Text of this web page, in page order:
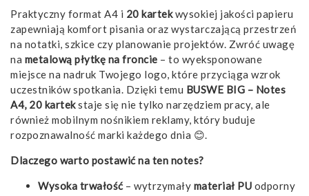
Praktyczny format A4 i 20 kartekwysokiej jakości papieru
zapewniają komfort pisania oraz wystarczającą przestrzeń
na notatki, szkice czy planowanie projektów. Zwróć uwagę
na metalową płytkę na froncie – to wyeksponowane
miejsce na nadruk Twojego logo, które przyciąga wzrok
uczestników spotkania. Dzięki temu BUSWE BIG – Notes
A4, 20 kartekstaje się nie tylko narzędziem pracy, ale
również mobilnym nośnikiem reklamy, który buduje
rozpoznawalność marki każdego dnia 😊.
Dlaczego warto postawić na ten notes?
Wysoka trwałość– wytrzymały materiał PU odporny